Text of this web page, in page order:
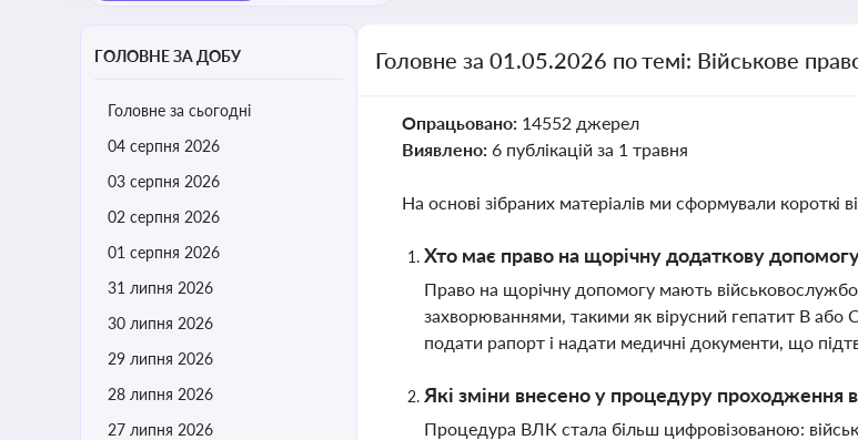
ГОЛОВНЕ ЗА ДОБУ
Головне за сьогодні
04 серпня 2026
03 серпня 2026
02 серпня 2026
01 серпня 2026
31 липня 2026
30 липня 2026
29 липня 2026
28 липня 2026
27 липня 2026
Головне за 01.05.2026 по темі: Військове
Опрацьовано: 14552 джерел
Виявлено: 6 публікацій за 1 травня
На основі зібраних матеріалів ми сформували короткі
Хто має право на щорічну додаткову
Право на щорічну допомогу мають
захворюваннями, такими як вірусний гепатит В
подати рапорт і надати медичні документи, що
Які зміни внесено у процедуру проходження
Процедура ВЛК стала більш цифровізованою: